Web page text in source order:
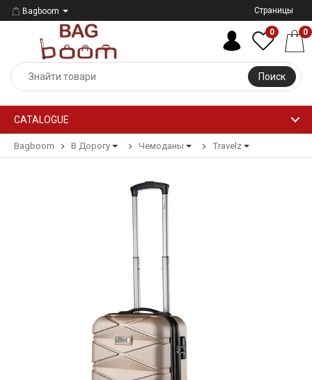
Bagboom Страницы
Поиск
0 0
CATALOGUE
Bagboom В Дорогу Чемоданы Travelz